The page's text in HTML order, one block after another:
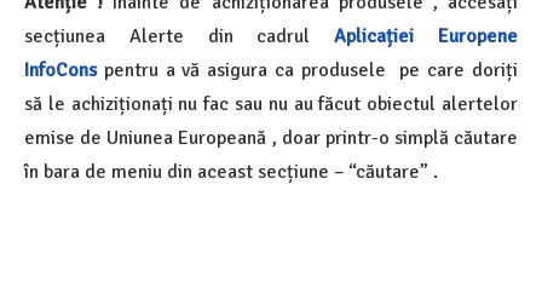
secțiunea Alerte din cadrulAplicației Europene
InfoConspentru a vă asigura ca produsele pe care doriți
să le achiziționați nu fac sau nu au făcut obiectul alertelor
emise de Uniunea Europeană , doar printr-o simplă căutare
în bara de meniu din aceast secțiune – “căutare” .